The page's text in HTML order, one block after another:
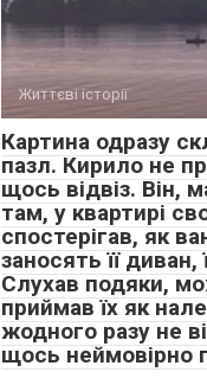
Життєві історії
Картина одразу
пазл. Кирило не
щось відвіз. Він,
там, у квартирі
спостерігав, як
заносять її диван,
Слухав подяки,
приймав їх як
жодного разу не
щось неймовірно